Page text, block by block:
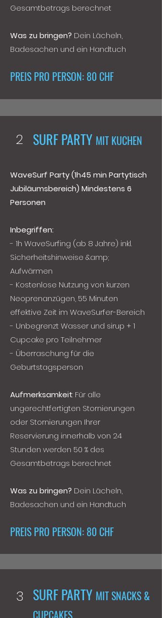
Gesamtbetrags berechnet
Was zu bringen? Dein Lächeln,
Badesachen und ein Handtuch
PREIS PRO PERSON: 80 CHF
2 SURF PARTY MIT KUCHEN
WaveSurf Party (1h45 min Partytisch
Jubiläumsbereich) Mindestens 6
Personen
Inbegriffen:
- 1h WaveSurfing (ab 8 Jahre) inkl.
Sicherheitshinweise &amp;
Aufwärmen
- Kostenlose Nutzung von kurzen
Neoprenanzügen, 55 Minuten
effektive Zeit im WaveSurfer-Bereich
- Unbegrenzt Wasser und sirup + 1
Cupcake pro Teilnehmer
- Überraschung für die
Geburtstagsperson
Aufmerksamkeit: Für alle
ungerechtfertigten Stornierungen
oder Stornierungen Ihrer
Reservierung innerhalb von 24
Stunden werden 50 % des
Gesamtbetrags berechnet
Was zu bringen? Dein Lächeln,
Badesachen und ein Handtuch
PREIS PRO PERSON: 80 CHF
3 SURF PARTY MIT SNACKS &
CUPCAKES